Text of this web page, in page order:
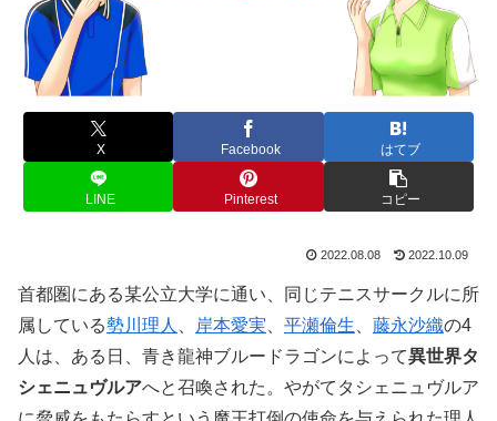
X Facebook はてブ
LINE Pinterest コピー
2022.08.08 2022.10.09
首都圏にある某公立大学に通い、同じテニスサークルに所
属している勢川理人 岸本愛実 平瀬倫生 藤永沙織の4
人は、ある日、青き龍神ブルードラゴンによって異世界タ
シェニュヴルアへと召喚された。やがてタシェニュヴルア